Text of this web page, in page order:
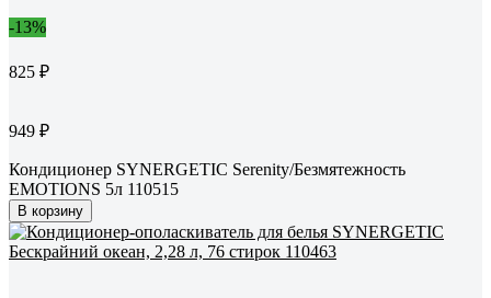
-13%
825 ₽
949 ₽
Кондиционер SYNERGETIC Serenity/Безмятежность
EMOTIONS 5л 110515
В корзину